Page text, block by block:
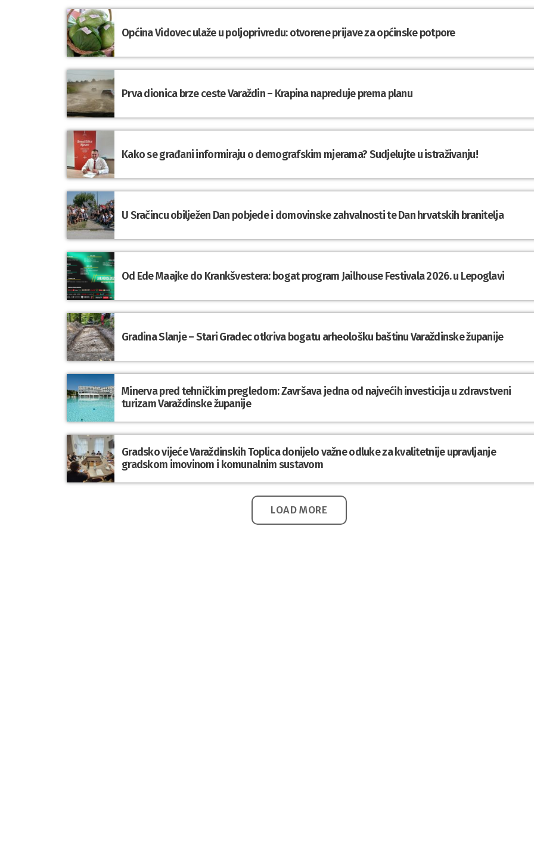
Općina Vidovec ulaže u poljoprivredu: otvorene prijave za općinske potpore
Prva dionica brze ceste Varaždin – Krapina napreduje prema planu
Kako se građani informiraju o demografskim mjerama? Sudjelujte u istraživanju!
U Sračincu obilježen Dan pobjede i domovinske zahvalnosti te Dan hrvatskih branitelja
Od Ede Maajke do Krankšvestera: bogat program Jailhouse Festivala 2026. u Lepoglavi
Gradina Slanje – Stari Gradec otkriva bogatu arheološku baštinu Varaždinske županije
Minerva pred tehničkim pregledom: Završava jedna od najvećih investicija u zdravstveni
turizam Varaždinske županije
Gradsko vijeće Varaždinskih Toplica donijelo važne odluke za kvalitetnije upravljanje
gradskom imovinom i komunalnim sustavom
LOAD MORE